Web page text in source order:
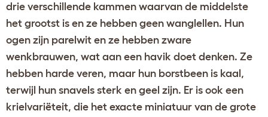
drie verschillende kammen waarvan de middelste
het grootst is en ze hebben geen wanglellen. Hun
ogen zijn parelwit en ze hebben zware
wenkbrauwen, wat aan een havik doet denken. Ze
hebben harde veren, maar hun borstbeen is kaal,
terwijl hun snavels sterk en geel zijn. Er is ook een
krielvariëteit, die het exacte miniatuur van de grote